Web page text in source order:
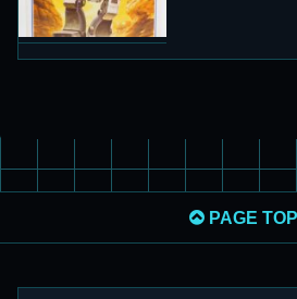
PAGE TOP